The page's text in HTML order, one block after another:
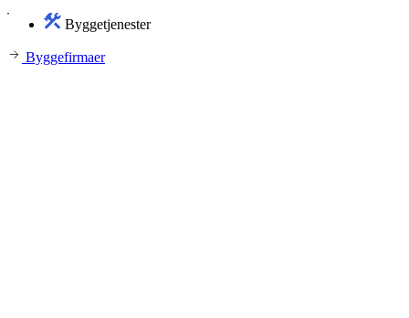
Byggetjenester
Byggefirmaer